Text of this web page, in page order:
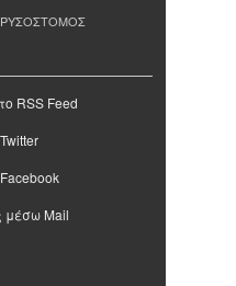
RSS Feed
μέσω Mail